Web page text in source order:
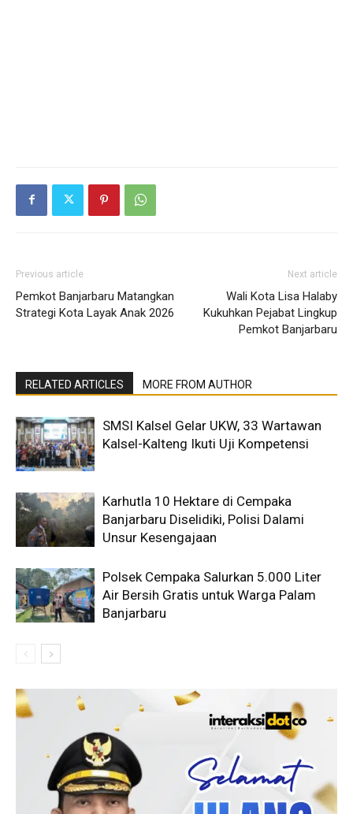
Previous article
Pemkot Banjarbaru Matangkan
Strategi Kota Layak Anak 2026
Next article
Wali Kota Lisa Halaby
Kukuhkan Pejabat Lingkup
Pemkot Banjarbaru
RELATED ARTICLES MORE FROM AUTHOR
SMSI Kalsel Gelar UKW, 33 Wartawan
Kalsel-Kalteng Ikuti Uji Kompetensi
Karhutla 10 Hektare di Cempaka
Banjarbaru Diselidiki, Polisi Dalami
Unsur Kesengajaan
Polsek Cempaka Salurkan 5.000 Liter
Air Bersih Gratis untuk Warga Palam
Banjarbaru